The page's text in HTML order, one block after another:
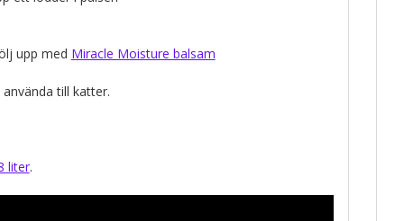
upp med Miracle Moisture balsam
till katter.
liter.